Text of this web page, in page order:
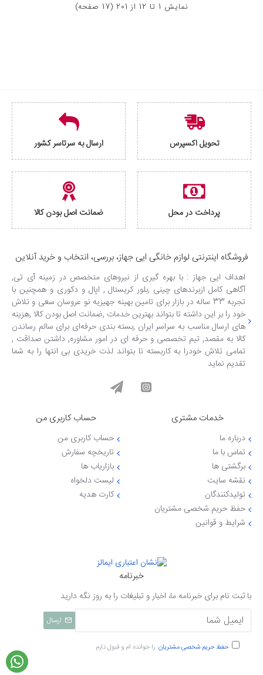
نمايش 1 تا 12 از 201 (17 صفحه)
تحویل اکسپرس ارسال به سرتاسر کشور
پرداخت در محل ضمانت اصل بودن کالا
فروشگاه اینترنتی لوازم خانگی ایی جهاز، بررسی، انتخاب و خرید آنلاین
اهداف ایی جهاز : با بهره گیری از نیروهای متخصص در زمینه آی تی,
آگاهی کامل ازبرندهای چینی ,بلور کریستال , اپال و دکوری و همچنین با
تجربه 33 ساله در بازار برای تامین بهینه جهیزیه نو عروسان سعی و تلاش
خود را بر این داشته تا بتواند بهترین خدمات ,ضمانت اصل بودن کالا ,هزینه
های ارسال مناسب به سراسر ایران ,بسته بندی حرفه‌ای برای سالم رساندن
کالا به مقصد, تیم تخصصی و حرفه ای در امور مشاوره, داشتن صداقت ,
تمامی تلاش خودرا به کاربسته تا بتواند لذت خریدی بی انتها را به شما
تقدیم نماید
خدمات مشتری
درباره ما
تماس با ما
برگشتی ها
نقشه سایت
تولیدکنندگان
حفظ حریم شخصی مشتریان
شرایط و قوانین
حساب کاربری من
حساب کاربری من
تاریخچه سفارش
بازاریاب ها
لیست دلخواه
کارت هدیه
خبرنامه
با ثبت نام برای خبرنامه ما، اخبار و تبلیغات را به روز نگه دارید
ارسال
حفظ حریم شخصی مشتریان را خوانده ام و قبول دارم